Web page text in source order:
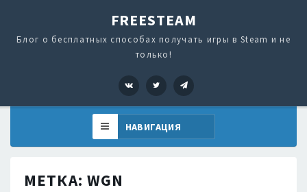
FREESTEAM
Блог о бесплатных способах получать игры в Steam и не
только!
VK Twitter
МЕТКА:WGN